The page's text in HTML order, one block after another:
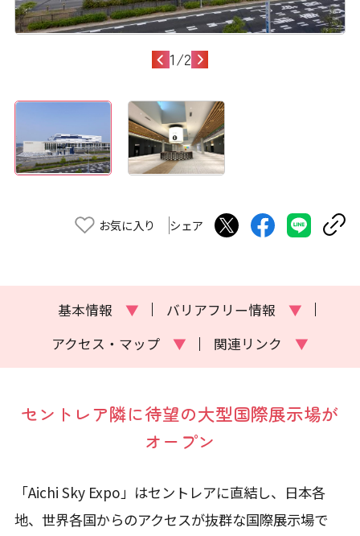
1/2
お気に入り シェア
基本情報 ▼ バリアフリー情報
▼
アクセス・マップ
▼ 関連リンク ▼
セントレア隣に待望の大型国際展示場が
オープン
「Aichi Sky Expo」はセントレアに直結し、日本各
地、世界各国からのアクセスが抜群な国際展示場で